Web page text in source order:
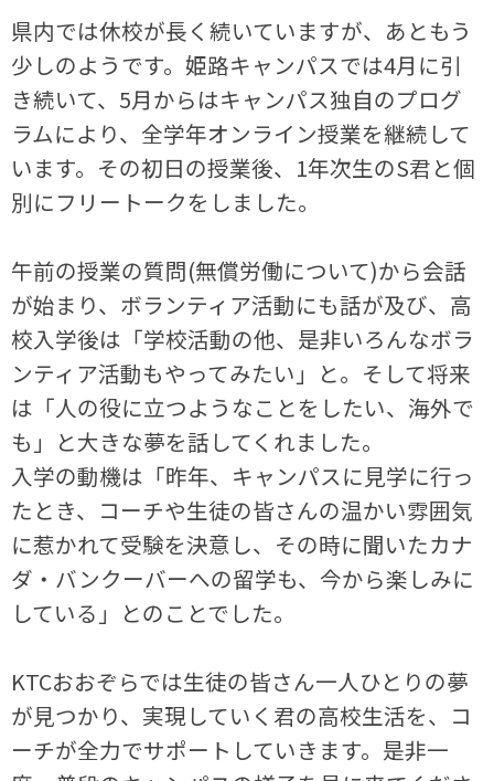
県内では休校が長く続いていますが、あともう
少しのようです。姫路キャンパスでは4月に引
き続いて、5月からはキャンパス独自のプログ
ラムにより、全学年オンライン授業を継続して
います。その初日の授業後、1年次生のS君と個
別にフリートークをしました。
午前の授業の質問(無償労働について)から会話
が始まり、ボランティア活動にも話が及び、高
校入学後は「学校活動の他、是非いろんなボラ
ンティア活動もやってみたい」と。そして将来
は「人の役に立つようなことをしたい、海外で
も」と大きな夢を話してくれました。
入学の動機は「昨年、キャンパスに見学に行っ
たとき、コーチや生徒の皆さんの温かい雰囲気
に惹かれて受験を決意し、その時に聞いたカナ
ダ・バンクーバーへの留学も、今から楽しみに
している」とのことでした。
KTCおおぞらでは生徒の皆さん一人ひとりの夢
が見つかり、実現していく君の高校生活を、コ
ーチが全力でサポートしていきます。是非一